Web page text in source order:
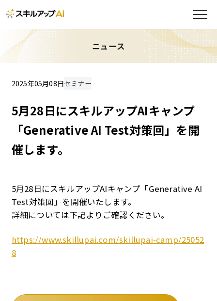
ニュース
2025年05月08日セミナー
5月28日にスキルアップAIキャンプ
「Generative AI Test対策回」を開
催します。
5月28日にスキルアップAIキャンプ「Generative AI
Test対策回」を開催いたします。
詳細については下記よりご確認ください。
https://www.skillupai.com/skillupai-camp/25052
8